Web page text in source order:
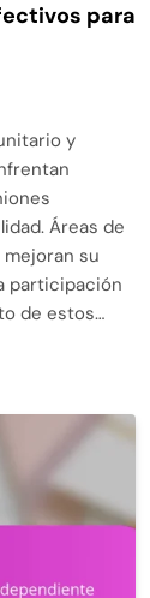
para
y
Áreas de
mejoran su
participación
de estos…